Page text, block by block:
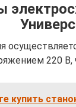
220 В,
купить